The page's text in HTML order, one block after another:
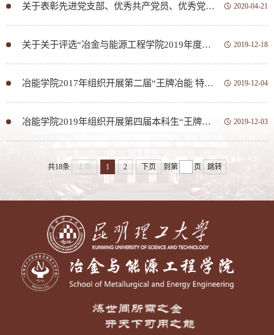
关于表彰先进党支部、优秀共产党员、优秀党务工作者的通知 2020-04-21
关于关于评选“冶金与能源工程学院2019年度优秀共产党员、优秀党务工作者和先进党支部”的通知 2019-12-18
冶能学院2017年组织开展第二届“王牌冶能 特色学科 夯实基础 迎接未来”科研反哺教学系列活动 2019-12-04
冶能学院2019年组织开展第四届本科生“王牌冶能，特色学科，夯实基础，迎接未来”专题活动 2019-12-03
共18条 上页 1 2 下页 到第 页 跳转